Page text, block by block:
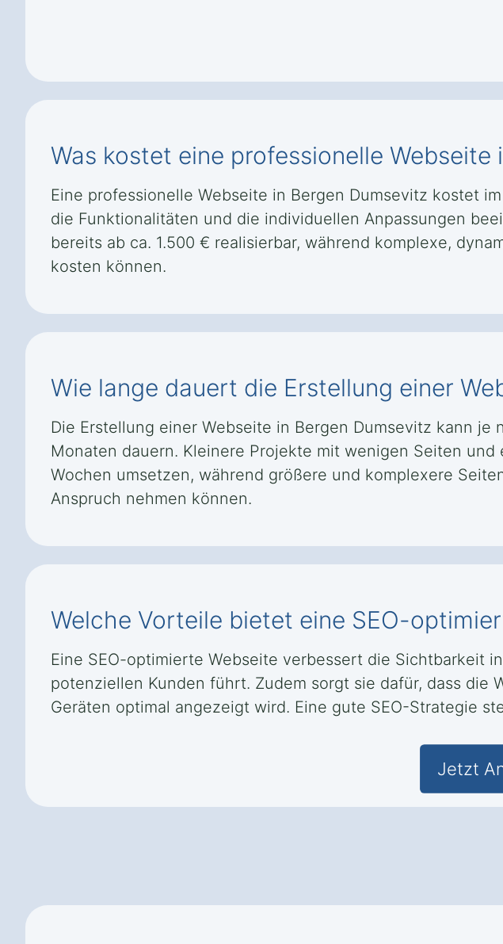
Was kostet eine professionelle Webseite
Eine professionelle Webseite in Bergen Dumsevitz kostet
die Funktionalitäten und die individuellen Anpassungen
bereits ab ca. 1.500 € realisierbar, während komplexe,
kosten können.
Wie lange dauert die Erstellung einer
Die Erstellung einer Webseite in Bergen Dumsevitz kann
Monaten dauern. Kleinere Projekte mit wenigen Seiten
Wochen umsetzen, während größere und komplexere
Anspruch nehmen können.
Welche Vorteile bietet eine SEO-
Eine SEO-optimierte Webseite verbessert die Sichtbarkeit
potenziellen Kunden führt. Zudem sorgt sie dafür, dass die
Geräten optimal angezeigt wird. Eine gute SEO-Strategie
Jetzt